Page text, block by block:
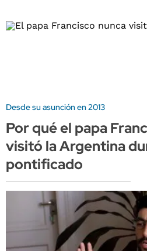
Desde su asunción en 2013
Por qué el papa
visitó la Argentina
pontificado